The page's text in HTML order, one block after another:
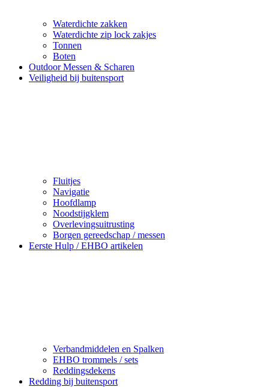
Waterdichte zakken
Waterdichte zip lock zakjes
Tonnen
Boten
Outdoor Messen & Scharen
Veiligheid bij buitensport
Fluitjes
Navigatie
Hoofdlamp
Noodstijgklem
Overlevingsuitrusting
Borgen gereedschap / messen
Eerste Hulp / EHBO artikelen
Verbandmiddelen en Spalken
EHBO trommels / sets
Reddingsdekens
Redding bij buitensport